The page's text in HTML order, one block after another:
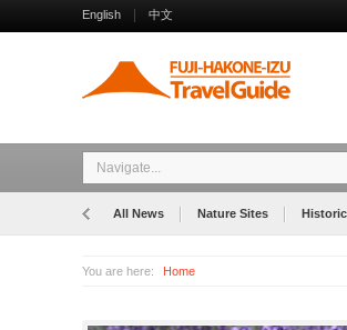
English 中文
Navigate...
All News Nature Sites
You are here: Home